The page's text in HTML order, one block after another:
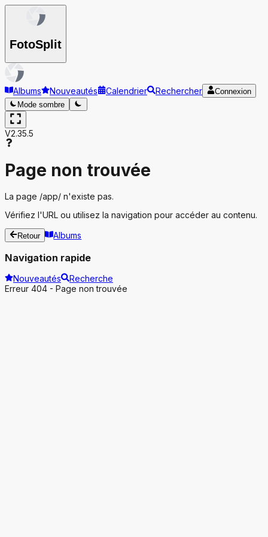
FotoSplit
Albums Nouveautés Calendrier Rechercher
Connexion
Mode sombre
V2.35.5
Page non trouvée
La page /app/ n'existe pas.
Vérifiez l'URL ou utilisez la navigation pour accéder au contenu.
Retour Albums
Navigation rapide
Nouveautés
Recherche
Erreur 404 - Page non trouvée